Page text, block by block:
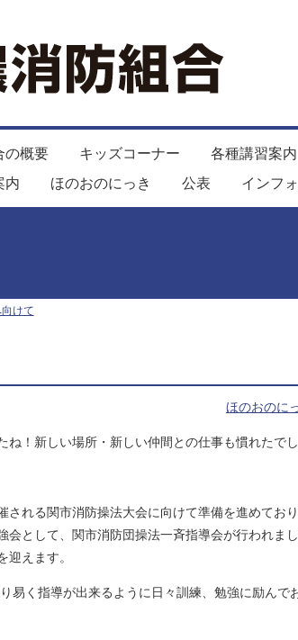
の概要 キッズコーナー 各種講習案内
内 ほのおのにっき 公表 インフ
けて
ほのおのに
ね！新しい場所・新しい仲間との仕事も慣れたで
される関市消防操法大会に向けて準備を進めてお
会として、関市消防団操法一斉指導会が行われま
迎えます。
易く指導が出来るように日々訓練、勉強に励んで